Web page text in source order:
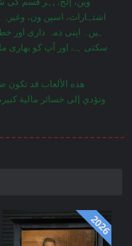
اشتہارات، اسپن ون،
ہیں۔ اپنی ذمہ داری اور
سکتی ہے اور آپ کو بھاری
2026